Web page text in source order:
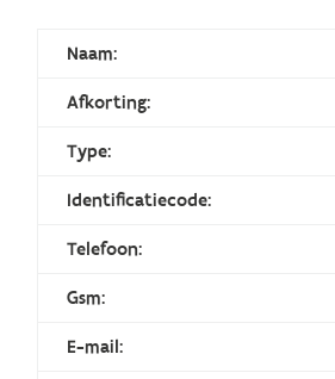
Naam:
Afkorting:
Type:
Identificatiecode:
Telefoon:
Gsm:
E-mail: